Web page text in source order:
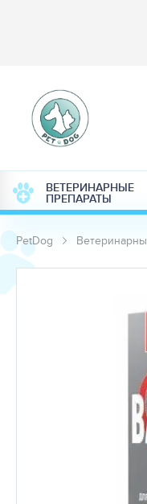
ВЕТЕРИНАРНЫЕ
ПРЕПАРАТЫ
PetDog